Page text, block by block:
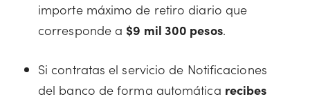
importe máximo de retiro diario que
corresponde a $9 mil 300 pesos.
Si contratas el servicio de Notificaciones
del banco de forma automática recibes